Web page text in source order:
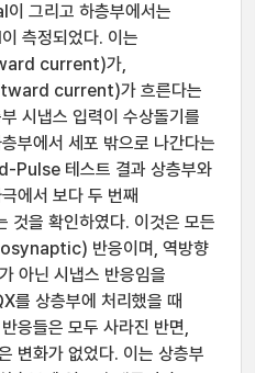
그리고 하층부에서는
정되었다. 이는
current)가,
current)가 흐른다는
시냅스 입력이 수상돌기를
부에서 세포 밖으로 나간다는
Pulse 테스트 결과 상층부와
에서 보다 두 번째
것을 확인하였다. 이것은 모든
반응이며, 역방향
아닌 시냅스 반응임을
를 상층부에 처리했을 때
응들은 모두 사라진 반면,
변화가 없었다. 이는 상층부